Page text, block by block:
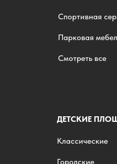
Спортивная
Парковая
Смотреть все
ДЕТСКИЕ
Классические
Городские